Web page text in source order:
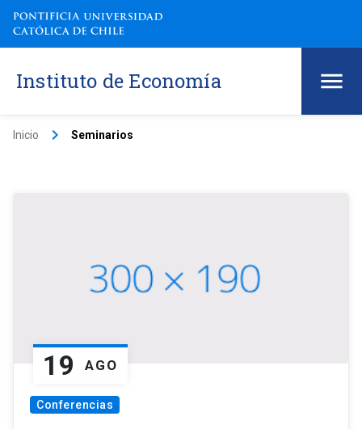
Instituto de Economía
Inicio keyboard_arrow_right Seminarios
19 AGO
Conferencias